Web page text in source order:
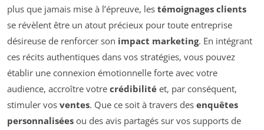
plus que jamais mise à l’épreuve, les témoignages clients
se révèlent être un atout précieux pour toute entreprise
désireuse de renforcer son impact marketing. En intégrant
ces récits authentiques dans vos stratégies, vous pouvez
établir une connexion émotionnelle forte avec votre
audience, accroître votre crédibilité et, par conséquent,
stimuler vos ventes. Que ce soit à travers des enquêtes
personnalisées ou des avis partagés sur vos supports de